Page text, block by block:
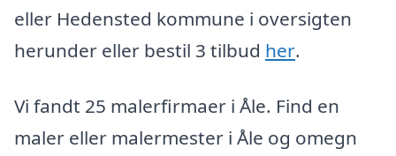
eller Hedensted kommune i oversigten
herunder eller bestil 3 tilbud her.
Vi fandt 25 malerfirmaer i Åle. Find en
maler eller malermester i Åle og omegn